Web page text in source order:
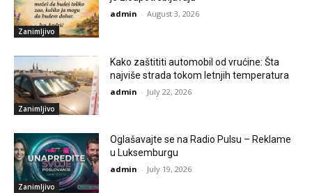
Zanimljivo
admin - August 3, 2026
Zanimljivo
Kako zaštititi automobil od vrućine: Šta
najviše strada tokom letnjih temperatura
admin - July 22, 2026
Zanimljivo
Oglašavajte se na Radio Pulsu – Reklame
u Luksemburgu
admin - July 19, 2026